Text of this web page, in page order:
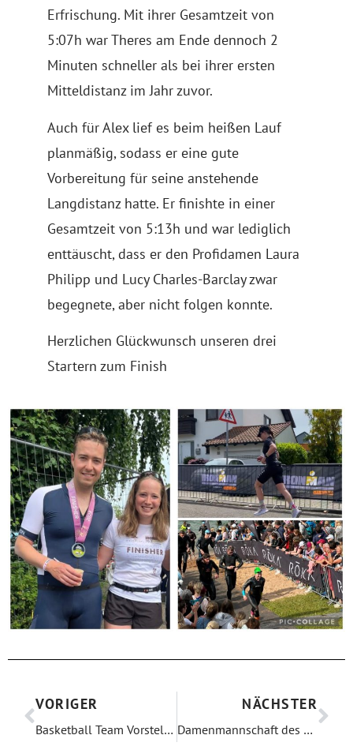
Erfrischung. Mit ihrer Gesamtzeit von
5:07h war Theres am Ende dennoch 2
Minuten schneller als bei ihrer ersten
Mitteldistanz im Jahr zuvor.
Auch für Alex lief es beim heißen Lauf
planmäßig, sodass er eine gute
Vorbereitung für seine anstehende
Langdistanz hatte. Er finishte in einer
Gesamtzeit von 5:13h und war lediglich
enttäuscht, dass er den Profidamen Laura
Philipp und Lucy Charles-Barclay zwar
begegnete, aber nicht folgen konnte.
Herzlichen Glückwunsch unseren drei
Startern zum Finish
VORIGER
Basketball Team Vorstellung
NÄCHSTER
Damenmannschaft des MTV siegt im 2. Rennen der Saison